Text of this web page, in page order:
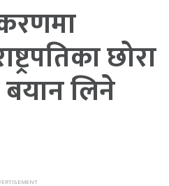
छोरा
लिने